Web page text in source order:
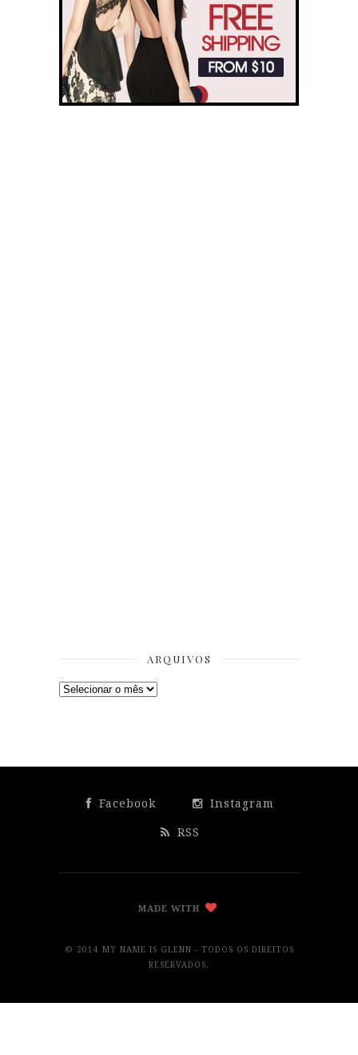
ARQUIVOS
Arquivos
Facebook Instagram
RSS
MADE WITH
© 2014 MY NAME IS GLENN - TODOS OS DIREITOS
RESERVADOS.